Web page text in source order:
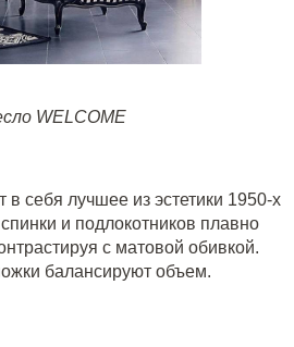
WELCOME
в себя лучшее из эстетики 1950-х
и подлокотников плавно
с матовой обивкой.
балансируют объем.